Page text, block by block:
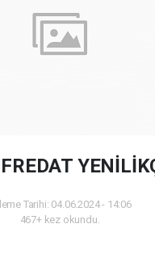
Tarihi: 04.06.2024 - 14:06
467+ kez okundu.